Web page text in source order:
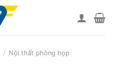
/ Nội thất phòng họp